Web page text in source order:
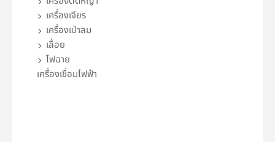
เครื่องเจียร
เครื่องเป่าลม
เลื่อย
ไฟฉาย
เครื่องเชื่อมไฟฟ้า